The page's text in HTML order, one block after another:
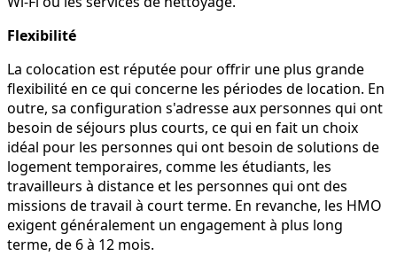
Flexibilité
La colocation est réputée pour offrir une plus grande
flexibilité en ce qui concerne les périodes de location. En
outre, sa configuration s'adresse aux personnes qui ont
besoin de séjours plus courts, ce qui en fait un choix
idéal pour les personnes qui ont besoin de solutions de
logement temporaires, comme les étudiants, les
travailleurs à distance et les personnes qui ont des
missions de travail à court terme. En revanche, les HMO
exigent généralement un engagement à plus long
terme, de 6 à 12 mois.